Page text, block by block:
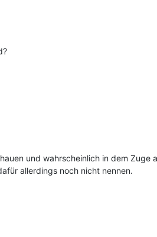
und wahrscheinlich in dem Zuge
allerdings noch nicht nennen.